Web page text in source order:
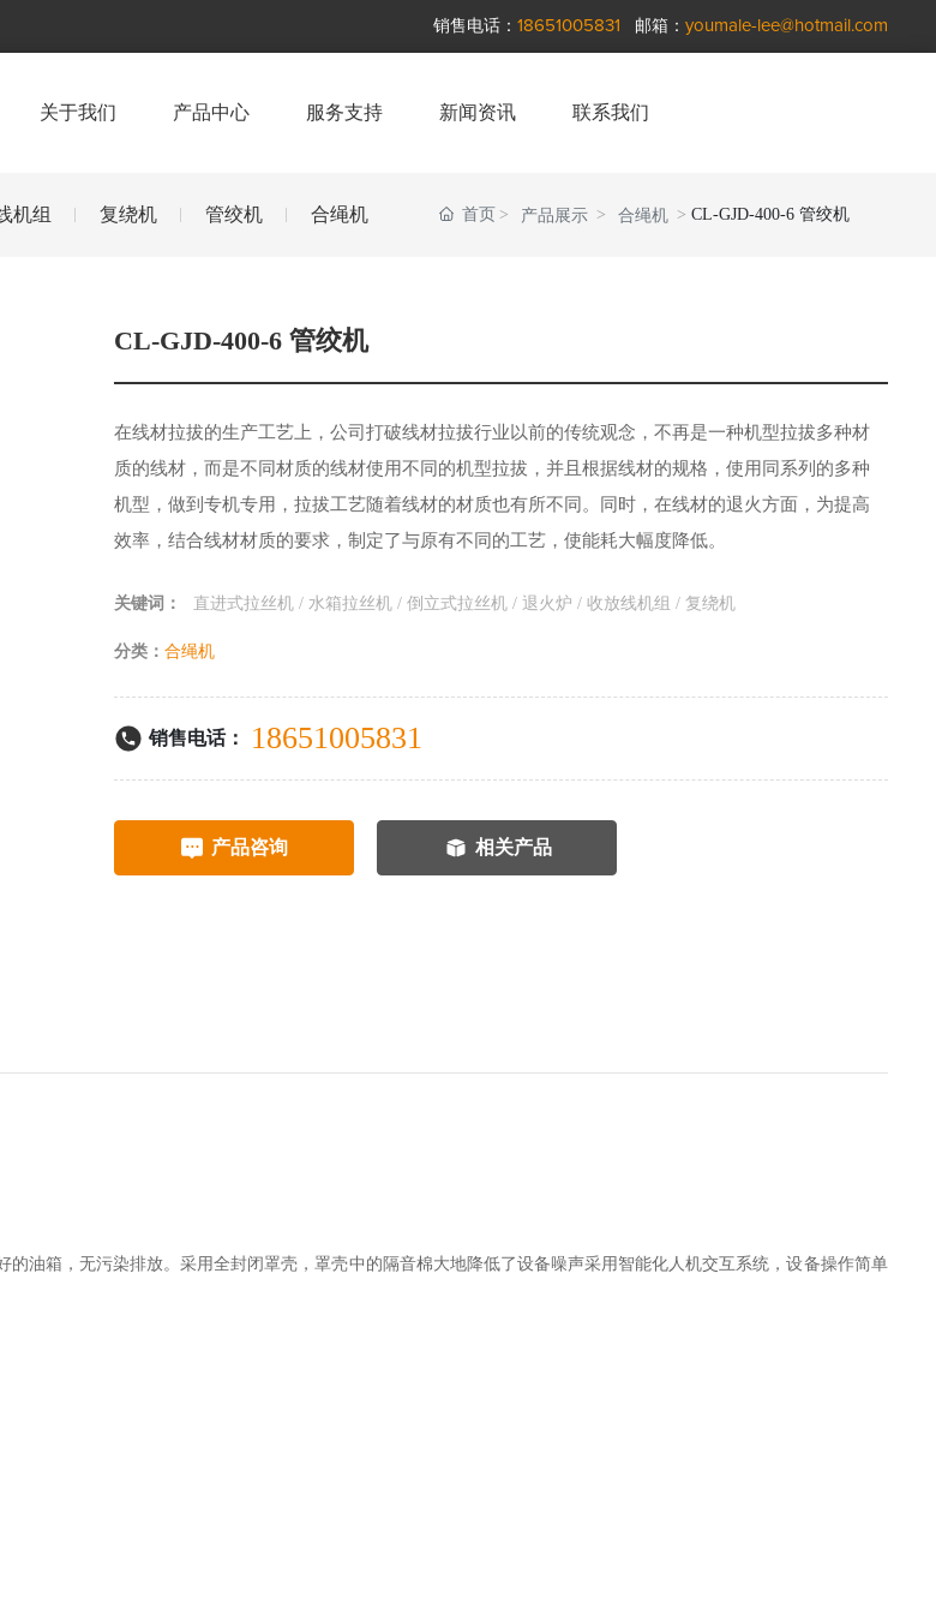
销售电话： 18651005831 邮箱： youmale-lee@hotmail.com
关于我们 产品中心 服务支持 新闻资讯 联系我们
机组 复绕机 管绞机 合绳机 首页 产品展示 合绳机 CL-GJD-400-6 管绞机
CL-GJD-400-6 管绞机
在线材拉拔的生产工艺上，公司打破线材拉拔行业以前的传统观念，不再是一种机型拉拔多种材
质的线材，而是不同材质的线材使用不同的机型拉拔，并且根据线材的规格，使用同系列的多种
机型，做到专机专用，拉拔工艺随着线材的材质也有所不同。同时，在线材的退火方面，为提高
效率，结合线材材质的要求，制定了与原有不同的工艺，使能耗大幅度降低。
关键词： 直进式拉丝机 / 水箱拉丝机 / 倒立式拉丝机 / 退火炉 / 收放线机组 / 复绕机
分类： 合绳机
销售电话： 18651005831
产品咨询 相关产品
油箱，无污染排放。采用全封闭罩壳，罩壳中的隔音棉大地降低了设备噪声采用智能化人机交互系统，设备操作简单